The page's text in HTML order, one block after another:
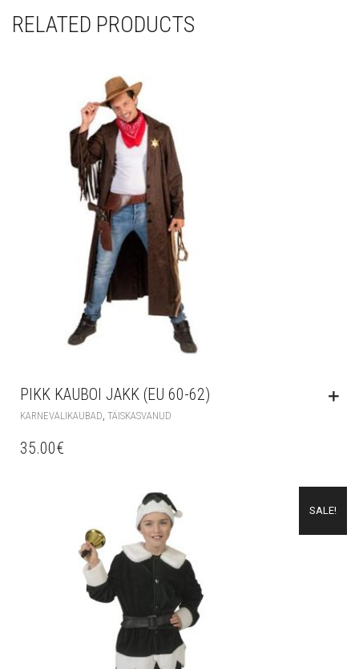
RELATED PRODUCTS
PIKK KAUBOI JAKK (EU 60-62)
KARNEVALIKAUBAD, TÄISKASVANUD
35.00€
SALE!